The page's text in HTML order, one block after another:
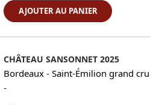
AJOUTER AU PANIER
CHÂTEAU SANSONNET 2025
Bordeaux - Saint-Émilion grand cru
-